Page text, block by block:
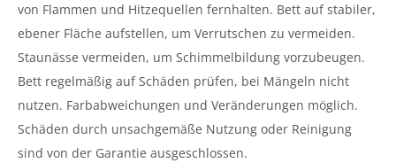
von Flammen und Hitzequellen fernhalten. Bett auf stabiler,
ebener Fläche aufstellen, um Verrutschen zu vermeiden.
Staunässe vermeiden, um Schimmelbildung vorzubeugen.
Bett regelmäßig auf Schäden prüfen, bei Mängeln nicht
nutzen. Farbabweichungen und Veränderungen möglich.
Schäden durch unsachgemäße Nutzung oder Reinigung
sind von der Garantie ausgeschlossen.